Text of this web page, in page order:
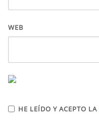
WEB
HE LEÍDO Y ACEPTO LA